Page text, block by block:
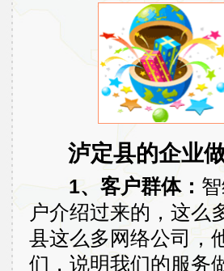
泸定县的企业做
1、客户群体：
户介绍过来的，这么
县这么多网络公司，
们，说明我们的服务